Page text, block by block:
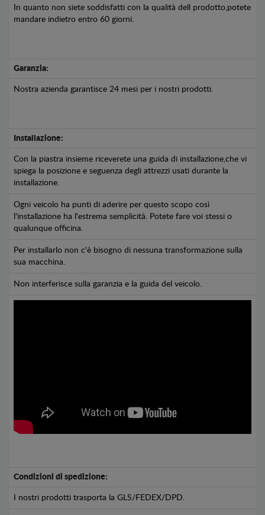
In quanto non siete soddisfatti con la qualità dell prodotto,potete
mandare indietro entro 60 giorni.
Garanzia:
Nostra azienda garantisce 24 mesi per i nostri prodotti.
Installazione:
Con la piastra insieme riceverete una guida di installazione,che vi
spiega la posizione e seguenza degli attrezzi usati durante la
installazione.
Ogni veicolo ha punti di aderire per questo scopo così
l'installazione ha l'estrema semplicità. Potete fare voi stessi o
qualunque officina.
Per installarlo non c'è bisogno di nessuna transformazione sulla
sua macchina.
Non interferisce sulla garanzia e la guida del veicolo.
Condizioni di spedizione:
I nostri prodotti trasporta la GLS/FEDEX/DPD.